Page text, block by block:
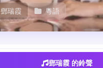
鄧瑞霞 粵語
鄧瑞霞 的鈴聲